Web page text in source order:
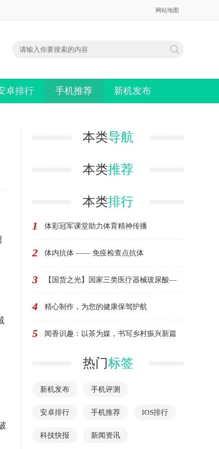
网站地图
卓排行 手机推荐 新机发布
本类导航
本类推荐
本类排行
1 体彩冠军课堂助力体育精神传播
2 体内抗体 —— 免疫检查点抗体
3 【国货之光】国家三类医疗器械玻尿酸—
4 精心制作，为您的健康保驾护航
5 闻香识趣：以茶为媒，书写乡村振兴新篇
热门标签
新机发布 手机评测
安卓排行 手机推荐 IOS排行
科技快报 新闻资讯